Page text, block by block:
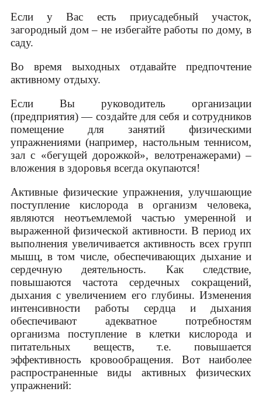
Если у Вас есть приусадебный участок,
загородный дом – не избегайте работы по дому, в
саду.
Во время выходных отдавайте предпочтение
активному отдыху.
Если Вы руководитель организации
(предприятия) — создайте для себя и сотрудников
помещение для занятий физическими
упражнениями (например, настольным теннисом,
зал с «бегущей дорожкой», велотренажерами) –
вложения в здоровья всегда окупаются!
Активные физические упражнения, улучшающие
поступление кислорода в организм человека,
являются неотъемлемой частью умеренной и
выраженной физической активности. В период их
выполнения увеличивается активность всех групп
мышц, в том числе, обеспечивающих дыхание и
сердечную деятельность. Как следствие,
повышаются частота сердечных сокращений,
дыхания с увеличением его глубины. Изменения
интенсивности работы сердца и дыхания
обеспечивают адекватное потребностям
организма поступление в клетки кислорода и
питательных веществ, т.е. повышается
эффективность кровообращения. Вот наиболее
распространенные виды активных физических
упражнений: